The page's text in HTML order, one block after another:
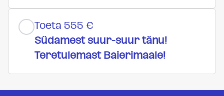
Toeta 555 €
Südamest suur-suur tänu!
Teretulemast Baierimaale!